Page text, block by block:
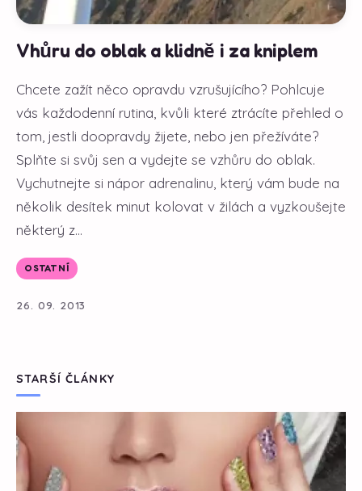
Vhůru do oblak a klidně i za kniplem
Chcete zažít něco opravdu vzrušujícího? Pohlcuje
vás každodenní rutina, kvůli které ztrácíte přehled o
tom, jestli doopravdy žijete, nebo jen přežíváte?
Splňte si svůj sen a vydejte se vzhůru do oblak.
Vychutnejte si nápor adrenalinu, který vám bude na
několik desítek minut kolovat v žilách a vyzkoušejte
některý z...
OSTATNÍ
26. 09. 2013
STARŠÍ ČLÁNKY